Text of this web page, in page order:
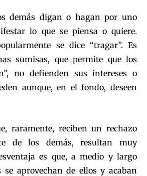
demás digan o hagan por uno
lo que se piensa o quiere.
se dice “tragar”. Es
sumisas, que permite que los
no defienden sus intereses o
aunque, en el fondo, deseen
raramente, reciben un rechazo
de los demás, resultan muy
es que, a medio y largo
se aprovechan de ellos y acaban